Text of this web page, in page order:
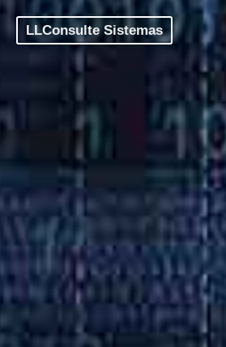
LLConsulte Sistemas